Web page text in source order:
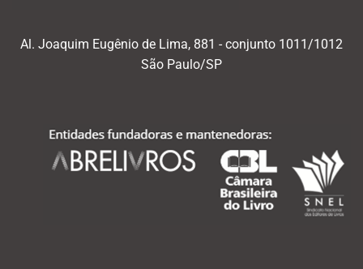
Al. Joaquim Eugênio de Lima, 881 - conjunto 1011/1012
São Paulo/SP